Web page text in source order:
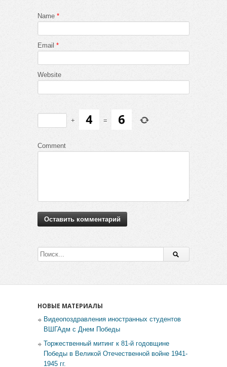
Name *
Email *
Website
+ =
Comment
НОВЫЕ МАТЕРИАЛЫ
Видеопоздравления иностранных студентов
ВШГАдм с Днем Победы
Торжественный митинг к 81-й годовщине
Победы в Великой Отечественной войне 1941-
1945 гг.